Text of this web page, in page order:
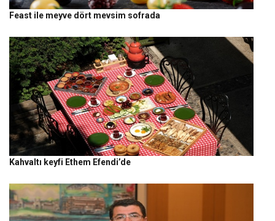
Feast ile meyve dört mevsim sofrada
Kahvaltı keyfi Ethem Efendi’de